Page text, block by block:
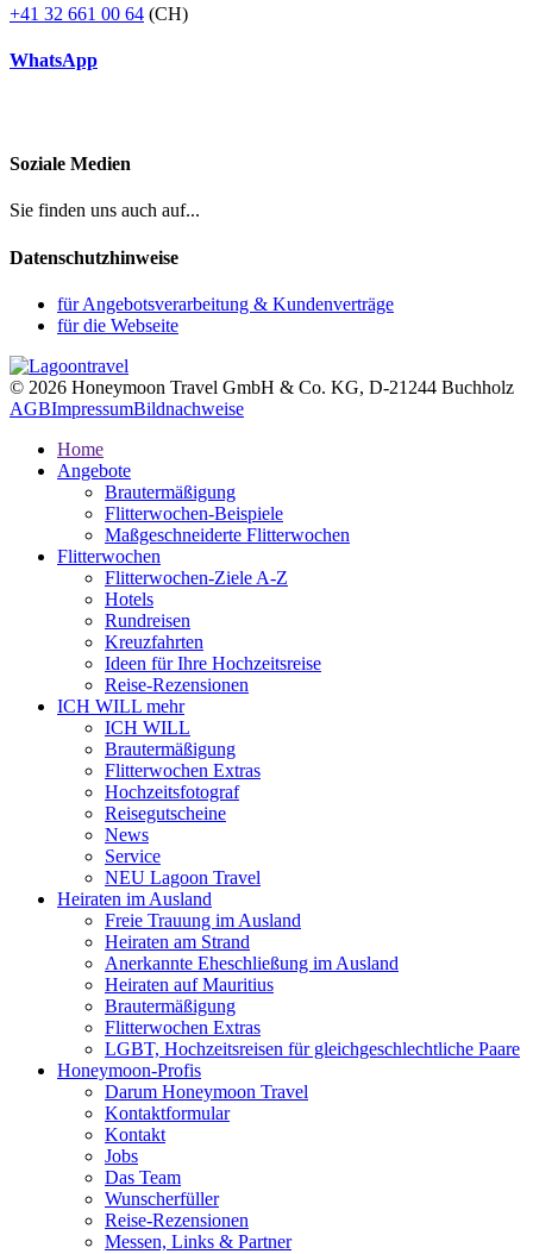
+41 32 661 00 64 (CH)
WhatsApp
Soziale Medien
Sie finden uns auch auf...
Datenschutzhinweise
für Angebotsverarbeitung & Kundenverträge
für die Webseite
© 2026 Honeymoon Travel GmbH & Co. KG, D-21244 Buchholz
AGBImpressumBildnachweise
Home
Angebote
Brautermäßigung
Flitterwochen-Beispiele
Maßgeschneiderte Flitterwochen
Flitterwochen
Flitterwochen-Ziele A-Z
Hotels
Rundreisen
Kreuzfahrten
Ideen für Ihre Hochzeitsreise
Reise-Rezensionen
ICH WILL mehr
ICH WILL
Brautermäßigung
Flitterwochen Extras
Hochzeitsfotograf
Reisegutscheine
News
Service
NEU Lagoon Travel
Heiraten im Ausland
Freie Trauung im Ausland
Heiraten am Strand
Anerkannte Eheschließung im Ausland
Heiraten auf Mauritius
Brautermäßigung
Flitterwochen Extras
LGBT, Hochzeitsreisen für gleichgeschlechtliche Paare
Honeymoon-Profis
Darum Honeymoon Travel
Kontaktformular
Kontakt
Jobs
Das Team
Wunscherfüller
Reise-Rezensionen
Messen, Links & Partner